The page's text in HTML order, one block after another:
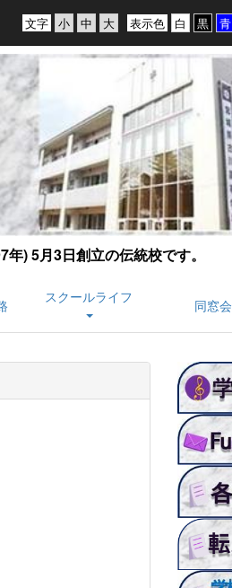
表示色
文字
) 5月3日創立の伝統校です。
スクールライフ 同窓会